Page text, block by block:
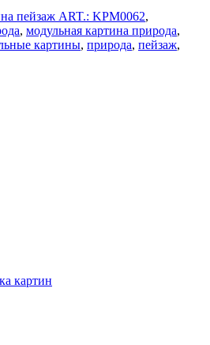
пейзаж ART.: KPM0062,
, модульная картина природа,
картины, природа, пейзаж,
картин